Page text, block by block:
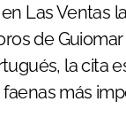
Las Ventas
de
la cita
más